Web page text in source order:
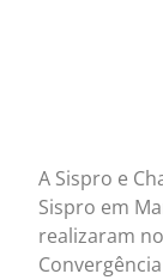
A Sispro e
Sispro em
realizaram